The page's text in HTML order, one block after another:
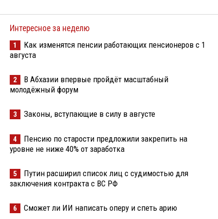
Интересное за неделю
1
Как изменятся пенсии работающих пенсионеров с 1
августа
2
В Абхазии впервые пройдёт масштабный
молодёжный форум
3 Законы, вступающие в силу в августе
4
Пенсию по старости предложили закрепить на
уровне не ниже 40% от заработка
5
Путин расширил список лиц с судимостью для
заключения контракта с ВС РФ
6 Сможет ли ИИ написать оперу и спеть арию